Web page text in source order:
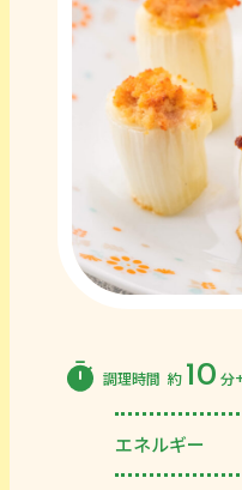
調理時間 約 10 分
エネルギー